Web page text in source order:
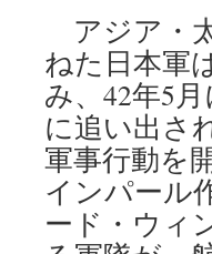
アジア・
ねた日本軍
み、42年5
に追い出さ
軍事行動を
インパール
ード・ウィ